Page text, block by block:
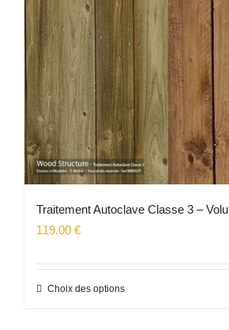
choisies
sur
la
page
du
produit
Traitement Autoclave Classe 3 –
119.00 €
Choix des optionsCe